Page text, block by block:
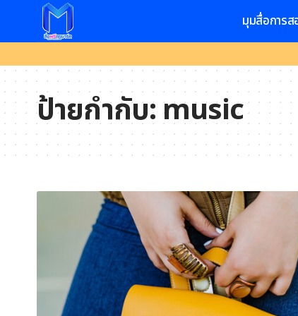
มุมสื่อการ
ป้ายกำกับ:music